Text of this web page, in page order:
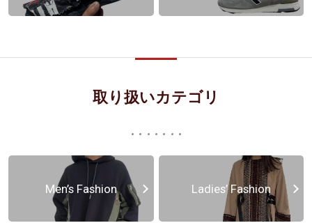
取り扱いカテゴリ
Men’s Fashion Ladies’ Fashion